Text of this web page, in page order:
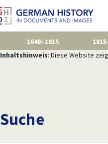
1648–1815
Inhaltshinweis: Diese Website
Suche